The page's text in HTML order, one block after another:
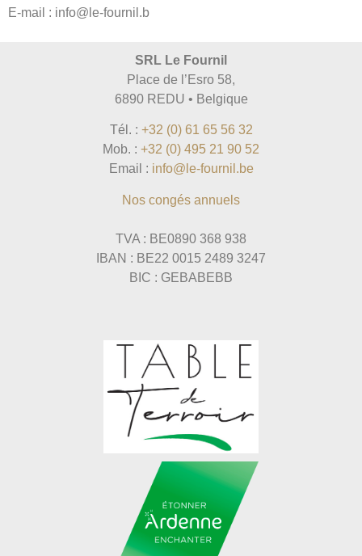
E-mail : info@le-fournil.b
SRL Le Fournil
Place de l’Esro 58,
6890 REDU • Belgique
Tél. : +32 (0) 61 65 56 32
Mob. : +32 (0) 495 21 90 52
Email : info@le-fournil.be
Nos congés annuels
TVA : BE0890 368 938
IBAN : BE22 0015 2489 3247
BIC : GEBABEBB